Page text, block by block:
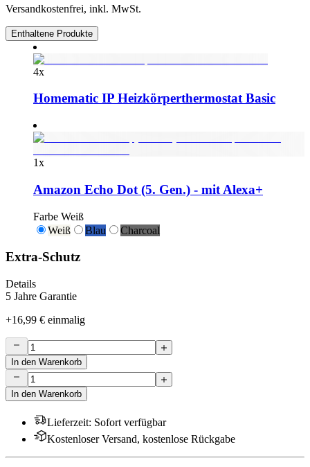
Versandkostenfrei, inkl. MwSt.
Enthaltene Produkte
4x
Homematic IP Heizkörperthermostat Basic
1x
Amazon Echo Dot (5. Gen.) - mit Alexa+
Farbe Weiß
Weiß
Blau Charcoal
Extra-Schutz
Details
5 Jahre Garantie
+16,99 € einmalig
In den Warenkorb
In den Warenkorb
Lieferzeit: Sofort verfügbar
Kostenloser Versand, kostenlose Rückgabe